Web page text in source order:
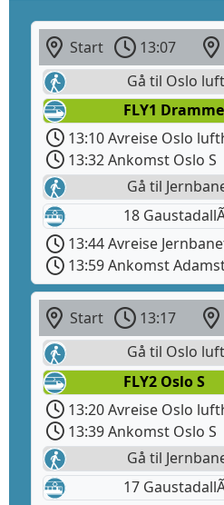
Start 13:07
Gå til Oslo
FLY1
13:10 Avreise Oslo
13:32 Ankomst Oslo S
Gå til
18
13:44 Avreise
13:59 Ankomst
Start 13:17
Gå til Oslo
FLY2 Oslo S
13:20 Avreise Oslo
13:39 Ankomst Oslo S
Gå til
17